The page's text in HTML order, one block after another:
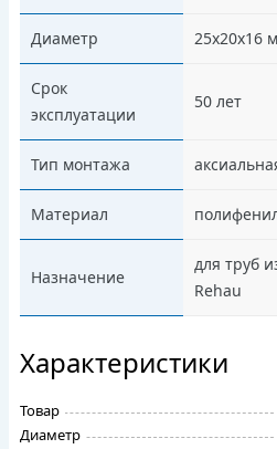
Диаметр 25х20х16
Срок
эксплуатации
50 лет
Тип монтажа
Материал
Назначение
для труб
Rehau
Характеристики
Товар
Диаметр